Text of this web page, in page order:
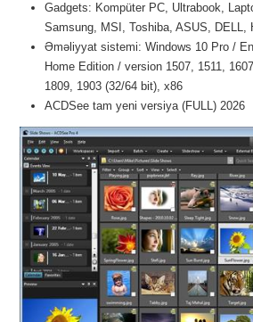
Gadgets: Kompüter PC, Ultrabook,
Samsung, MSI, Toshiba, ASUS, DELL,
Əməliyyat sistemi: Windows 10 Pro /
Home Edition / version 1507, 1511,
1809, 1903 (32/64 bit), x86
ACDSee tam yeni versiya (FULL) 2026